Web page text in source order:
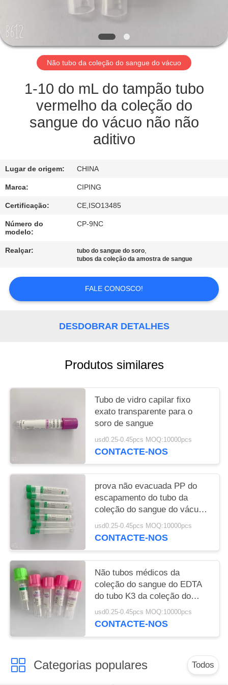
CONTROLE
DA
QUALIDADE
CONTACTE-
NOS
PEÇA
MAPA
DO
SITE
PRIVACY
Não tubo da coleção do sangue do vácuo
1-10 do mL do tampão tubo
vermelho da coleção do
sangue do vácuo não não
aditivo
Lugar de origem: CHINA
Marca: CIPING
Certificação: CE,ISO13485
Número do
modelo:
CP-9NC
Realçar: tubo do sangue do soro,
tubos da coleção da amostra de sangue
FALE CONOSCO!
DESDOBRAR DETALHES
Produtos similares
Tubo de vidro capilar fixo
exato transparente para o
soro de sangue
usd0.25-0.45pcs MOQ:10000pcs
CONTACTE-NOS
prova não evacuada PP do
escapamento do tubo da
coleção do sangue do vácuo
5ml
usd0.25-0.45pcs MOQ:10000pcs
CONTACTE-NOS
Não tubos médicos da
coleção do sangue do EDTA
do tubo K3 da coleção do
sangue do vácuo
usd0.25-0.45pcs MOQ:10000pcs
CONTACTE-NOS
Categorias populares Todos